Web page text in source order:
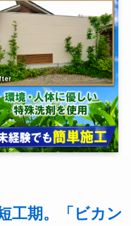
工期。「ビカン